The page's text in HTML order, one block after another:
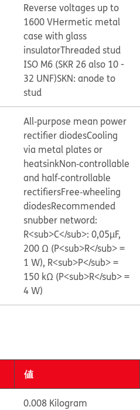
Reverse voltages up to
1600 VHermetic metal
case with glass
insulatorThreaded stud
ISO M6 (SKR 26 also 10 -
32 UNF)SKN: anode to
stud
All‐purpose mean power
rectifier diodesCooling
via metal plates or
heatsinkNon‐controllable
and half‐controllable
rectifiersFree‐wheeling
diodesRecommended
snubber netword:
R<sub>C</sub>: 0,05µF,
200 Ω (P<sub>R</sub> =
1 W), R<sub>P</sub> =
150 kΩ (P<sub>R</sub> =
4 W)
値
0.008 Kilogram